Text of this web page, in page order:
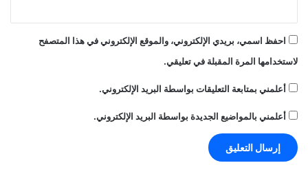
احفظ اسمي، بريدي الإلكتروني، والموقع الإلكتروني في هذا المتصفح
لاستخدامها المرة المقبلة في تعليقي.
أعلمني بمتابعة التعليقات بواسطة البريد الإلكتروني.
أعلمني بالمواضيع الجديدة بواسطة البريد الإلكتروني.